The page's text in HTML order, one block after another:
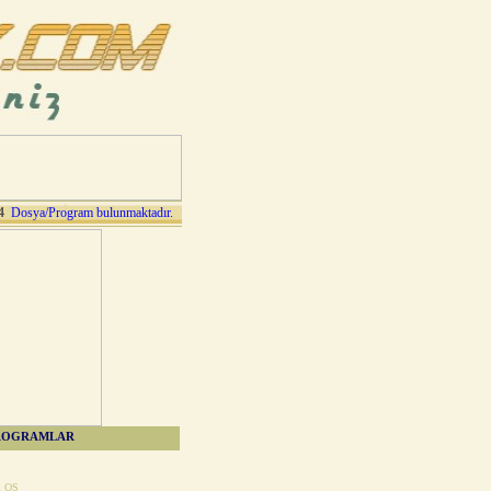
Dosya/Program bulunmaktadır.
OS